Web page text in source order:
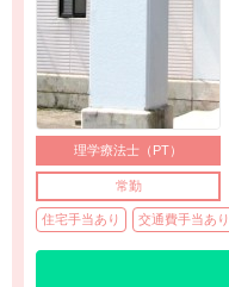
理学療法士（PT）
常勤
住宅手当あり 交通費手当あり